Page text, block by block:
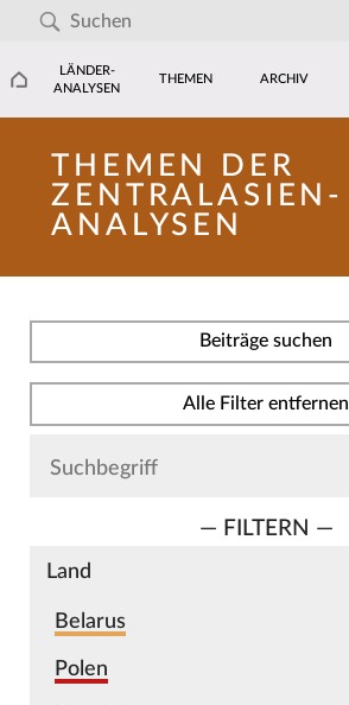
LÄNDER-
ANALYSEN
THEMEN ARCHIV
THEMEN DER
ZENTRALASIEN-
ANALYSEN
Beiträge suchen
Alle Filter entfernen
— FILTERN —
Land
Belarus
Polen